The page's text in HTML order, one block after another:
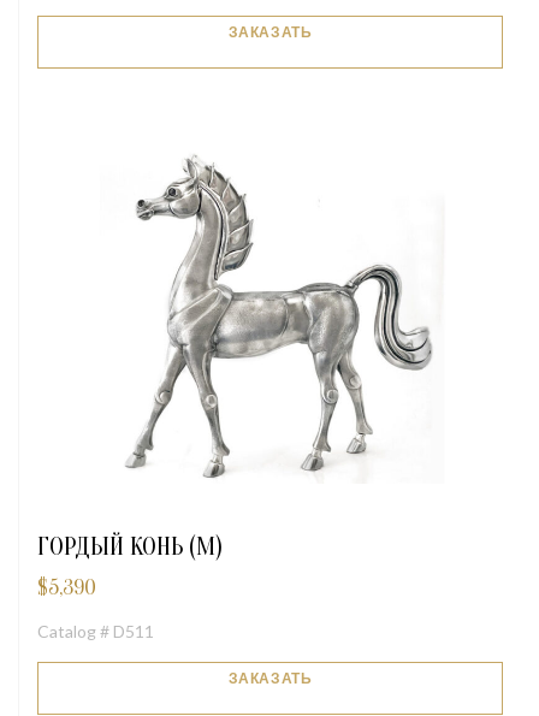
ЗАКАЗАТЬ
ГОРДЫЙ КОНЬ (М)
$5,390
Catalog # D511
ЗАКАЗАТЬ